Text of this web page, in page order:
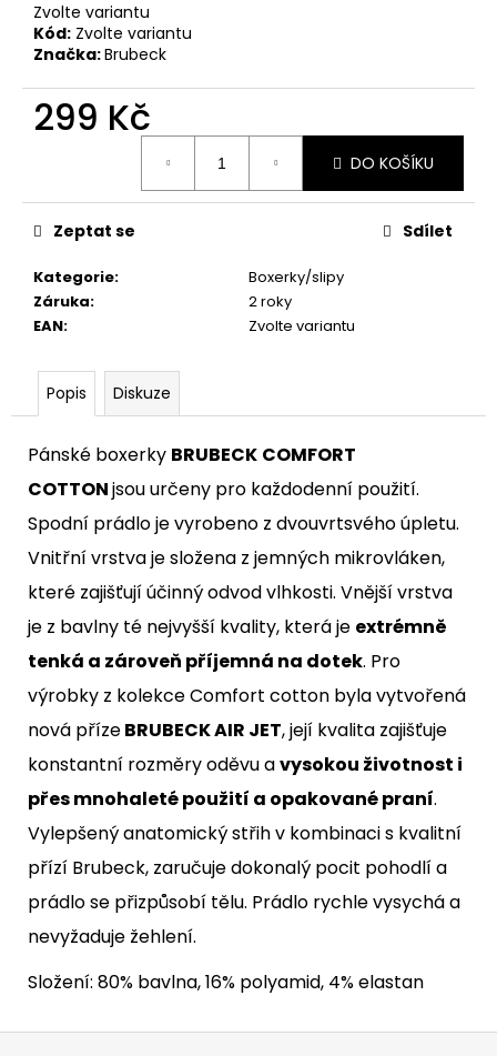
Zvolte variantu
Kód: Zvolte variantu
Značka:Brubeck
299 Kč
DO KOŠÍKU
Kategorie:
Boxerky/slipy
Záruka:
2 roky
EAN: Zvolte variantu
Zeptat se Sdílet
Popis Diskuze
Pánské boxerky BRUBECK COMFORT
COTTONjsou určeny pro každodenní použití.
Spodní prádlo je vyrobeno z dvouvrtsvého úpletu.
Vnitřní vrstva je složena z jemných mikrovláken,
které zajišťují účinný odvod vlhkosti. Vnější vrstva
je z bavlny té nejvyšší kvality, která je extrémně
tenká a zároveň příjemná na dotek. Pro
výrobky z kolekce Comfort cotton byla vytvořená
nová přízeBRUBECK AIR JET, její kvalita zajišťuje
konstantní rozměry oděvu avysokou životnost i
přes mnohaleté použití a opakované praní.
Vylepšený anatomický střih v kombinaci s kvalitní
přízí Brubeck, zaručuje dokonalý pocit pohodlí a
prádlo se přizpůsobí tělu. Prádlo rychle vysychá a
nevyžaduje žehlení.
Složení: 80% bavlna, 16% polyamid, 4% elastan